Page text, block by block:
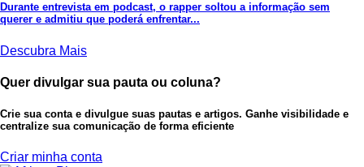
Durante entrevista em podcast, o rapper soltou a informação sem
querer e admitiu que poderá enfrentar...
Descubra Mais
Quer divulgar sua pauta ou coluna?
Crie sua conta e divulgue suas pautas e artigos. Ganhe visibilidade e
centralize sua comunicação de forma eficiente
Criar minha conta